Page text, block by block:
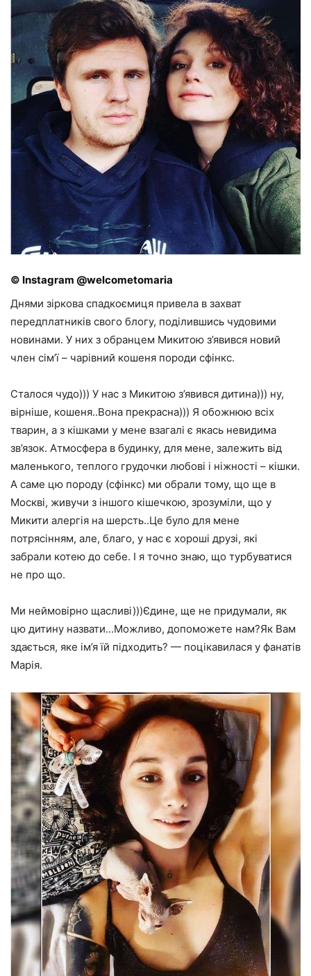
© Instagram @welcometomaria
Днями зіркова спадкоємиця привела в захват
передплатників свого блогу, поділившись чудовими
новинами. У них з обранцем Микитою з’явився новий
член сім’ї – чарівний кошеня породи сфінкс.
Сталося чудо))) У нас з Микитою з’явився дитина))) ну,
вірніше, кошеня..Вона прекрасна))) Я обожнюю всіх
тварин, а з кішками у мене взагалі є якась невидима
зв’язок. Атмосфера в будинку, для мене, залежить від
маленького, теплого грудочки любові і ніжності – кішки.
А саме цю породу (сфінкс) ми обрали тому, що ще в
Москві, живучи з іншого кішечкою, зрозуміли, що у
Микити алергія на шерсть..Це було для мене
потрясінням, але, благо, у нас є хороші друзі, які
забрали котею до себе. І я точно знаю, що турбуватися
не про що.
Ми неймовірно щасливі)))Єдине, ще не придумали, як
цю дитину назвати…Можливо, допоможете нам?Як Вам
здається, яке ім’я їй підходить? — поцікавилася у фанатів
Марія.